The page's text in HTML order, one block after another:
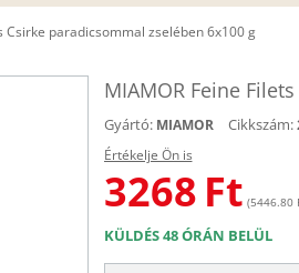
Csirke paradicsommal zselében 6x100 g
MIAMOR Feine
Gyártó: MIAMOR Cikkszám:
Értékelje Ön is
3268 Ft (5446.80
KÜLDÉS 48 ÓRÁN BELÜL